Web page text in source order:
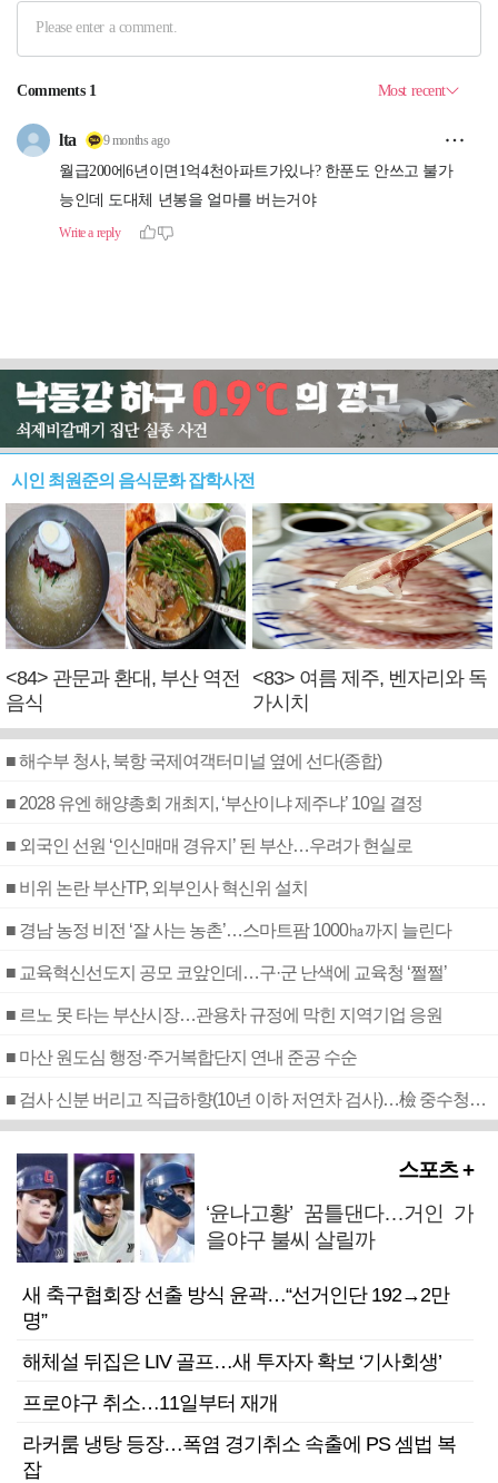
시인 최원준의 음식문화 잡학사전
<84> 관문과 환대, 부산 역전
음식
<83> 여름 제주, 벤자리와 독
가시치
■ 해수부 청사, 북항 국제여객터미널 옆에 선다(종합)
■ 2028 유엔 해양총회 개최지, ‘부산이냐 제주냐’ 10일 결정
■ 외국인 선원 ‘인신매매 경유지’ 된 부산…우려가 현실로
■ 비위 논란 부산TP, 외부인사 혁신위 설치
■ 경남 농정 비전 ‘잘 사는 농촌’…스마트팜 1000㏊까지 늘린다
■ 교육혁신선도지 공모 코앞인데…구·군 난색에 교육청 ‘쩔쩔’
■ 르노 못 타는 부산시장…관용차 규정에 막힌 지역기업 응원
■ 마산 원도심 행정·주거복합단지 연내 준공 수순
■ 검사 신분 버리고 직급하향(10년 이하 저연차 검사)…檢 중수청행 기피
스포츠 +
‘윤나고황’ 꿈틀댄다…거인 가
을야구 불씨 살릴까
새 축구협회장 선출 방식 윤곽…“선거인단 192→2만
명”
해체설 뒤집은 LIV 골프…새 투자자 확보 ‘기사회생’
프로야구 취소…11일부터 재개
라커룸 냉탕 등장…폭염 경기취소 속출에 PS 셈법 복
잡